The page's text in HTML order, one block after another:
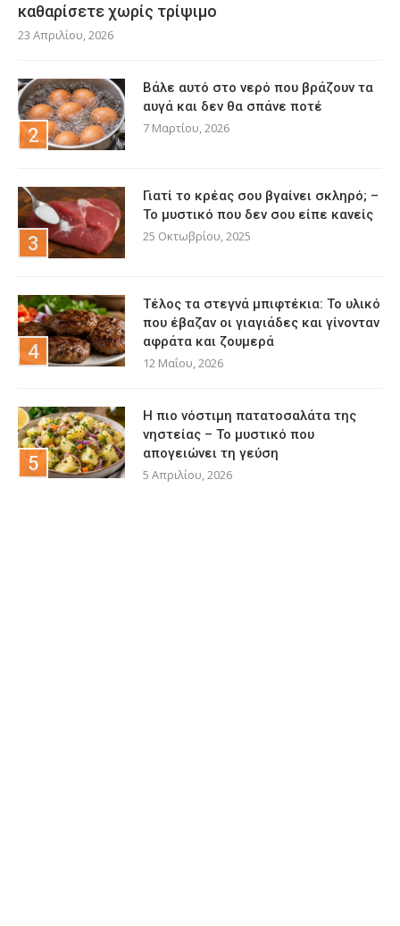
καθαρίσετε χωρίς τρίψιμο
23 Απριλίου, 2026
Βάλε αυτό στο νερό που βράζουν τα
αυγά και δεν θα σπάνε ποτέ
7 Μαρτίου, 2026
Γιατί το κρέας σου βγαίνει σκληρό; –
Το μυστικό που δεν σου είπε κανείς
25 Οκτωβρίου, 2025
Τέλος τα στεγνά μπιφτέκια: Το υλικό
που έβαζαν οι γιαγιάδες και γίνονταν
αφράτα και ζουμερά
12 Μαΐου, 2026
Η πιο νόστιμη πατατοσαλάτα της
νηστείας – Το μυστικό που
απογειώνει τη γεύση
5 Απριλίου, 2026